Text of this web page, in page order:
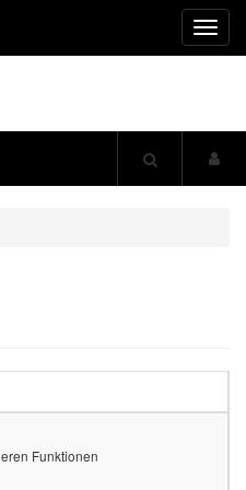
Funktionen